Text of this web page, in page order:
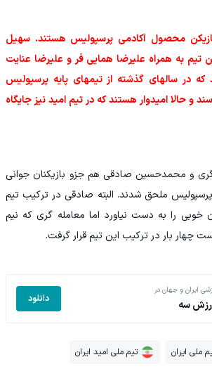
محصول آکادمی پرسپولیس هستند. سهیل
تیم به همراه علیرضا همایی فر و علیرضا عنایت
که در سالهای گذشته از تیمهای پایه پرسپولیس
و حالا امیدوار هستند که در تیم امید نیز جایگاه
و محمدحسین صادقی هم جزو بازیکنان جوانی
ملحق شدند. البته صادقی در ترکیب تیم
را به دست نیاورد اما معامله گری که نیم
چهار بار در ترکیب این تیم قرار گرفت.
ایران و جهان در
سه دانلود
ملی ایران تیم ملی امید ایران